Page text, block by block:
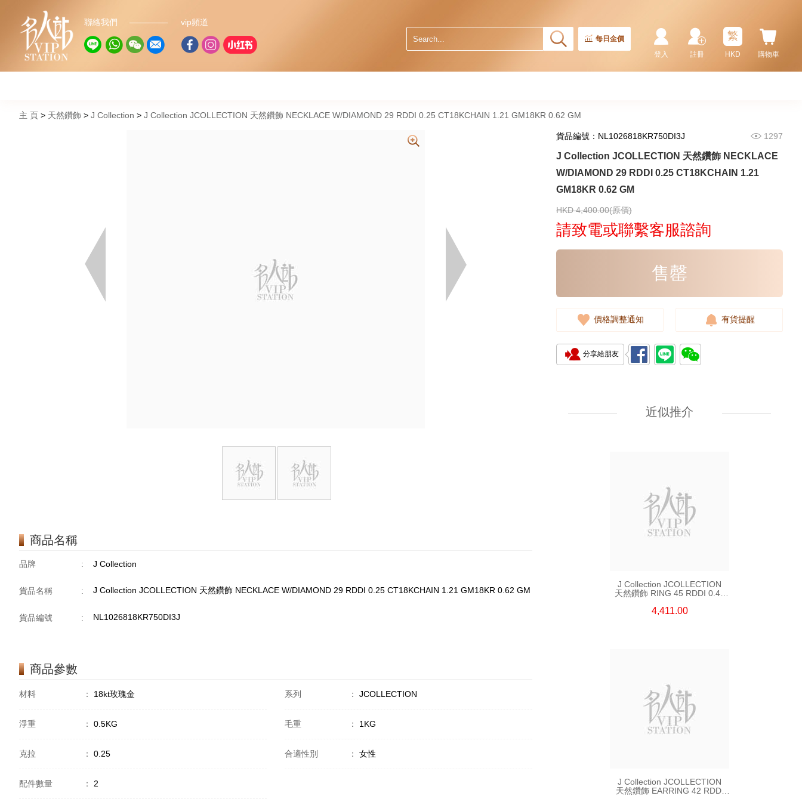
聯絡我們 vip頻道
每日金價
購物車
繁
HKD
註冊
登入
主 頁 天然鑽飾 J Collection J Collection JCOLLECTION 天然鑽飾 NECKLACE W/DIAMOND 29 RDDI 0.25 CT18KCHAIN 1.21 GM18KR 0.62 GM
商品名稱
品牌 : J Collection
貨品名稱 : J Collection JCOLLECTION 天然鑽飾 NECKLACE W/DIAMOND 29 RDDI 0.25 CT18KCHAIN 1.21 GM18KR 0.62 GM
貨品編號 : NL1026818KR750DI3J
商品參數
材料 ： 18kt玫瑰金 系列 ： JCOLLECTION
淨重 ： 0.5KG 毛重 ： 1KG
克拉 ： 0.25 合適性別 ： 女性
配件數量 ： 2
貨品編號：NL1026818KR750DI3J 1297
J Collection JCOLLECTION 天然鑽飾 NECKLACE
W/DIAMOND 29 RDDI 0.25 CT18KCHAIN 1.21
GM18KR 0.62 GM
HKD 4,400.00(原價)
請致電或聯繫客服諮詢
售罄
價格調整通知 有貨提醒
分享給朋友
近似推介
0.21 GM (0.1CT)
J Collection JCOLLECTION
RDDI 0.32 CT18KR 2.14 GM
18KW 4.50 GM (Head 6.5mm)
3,764.00
J Collection JCOLLECTION
天然鑽飾 RING 45 RDDI 0.48
4,411.00
J Collection JCOLLECTION
天然鑽飾 EARRING 42 RDDI